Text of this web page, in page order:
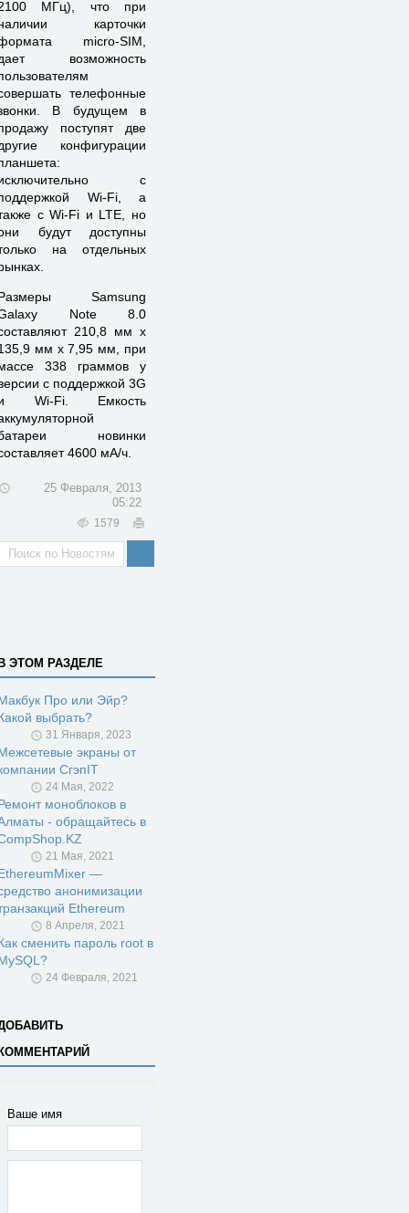
МГц), что при
карточки
micro-SIM,
возможность
телефонные
В будущем в
поступят две
конфигурации
с
Wi-Fi, а
с Wi-Fi и LTE, но
будут доступны
на отдельных
Samsung
Note 8.0
210,8 мм x
мм x 7,95 мм, при
338 граммов у
с поддержкой 3G
Wi-Fi. Емкость
новинки
4600 мА/ч.
25 Февраля, 2013
05:22
1579
ЭТОМ РАЗДЕЛЕ
Про или Эйр?
выбрать?
31 Января, 2023
экраны от
СгэпIT
24 Мая, 2022
моноблоков в
- обращайтесь в
21 Мая, 2021
—
анонимизации
Ethereum
8 Апреля, 2021
сменить пароль root в
24 Февраля, 2021
Ваше имя